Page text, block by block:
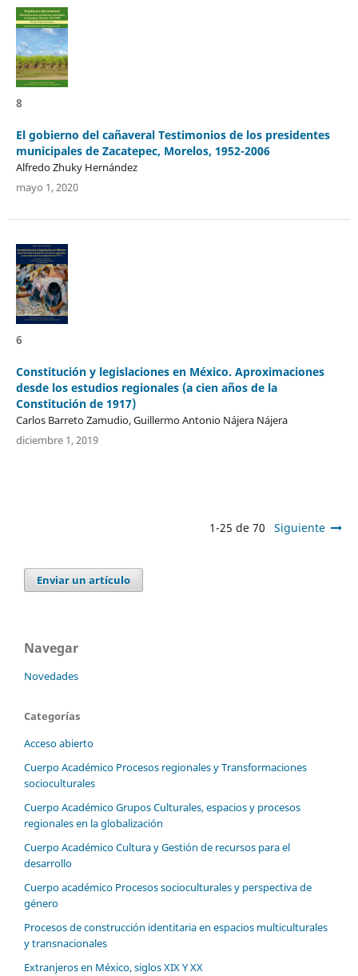
8
El gobierno del cañaveral Testimonios de los presidentes
municipales de Zacatepec, Morelos, 1952-2006
Alfredo Zhuky Hernández
mayo 1, 2020
6
Constitución y legislaciones en México. Aproximaciones
desde los estudios regionales (a cien años de la
Constitución de 1917)
Carlos Barreto Zamudio, Guillermo Antonio Nájera Nájera
diciembre 1, 2019
1-25 de 70 Siguiente
Enviar un artículo
Navegar
Novedades
Categorías
Acceso abierto
Cuerpo Académico Procesos regionales y Transformaciones
socioculturales
Cuerpo Académico Grupos Culturales, espacios y procesos
regionales en la globalización
Cuerpo Académico Cultura y Gestión de recursos para el
desarrollo
Cuerpo académico Procesos socioculturales y perspectiva de
género
Procesos de construcción identitaria en espacios multiculturales
y transnacionales
Extranjeros en México, siglos XIX Y XX